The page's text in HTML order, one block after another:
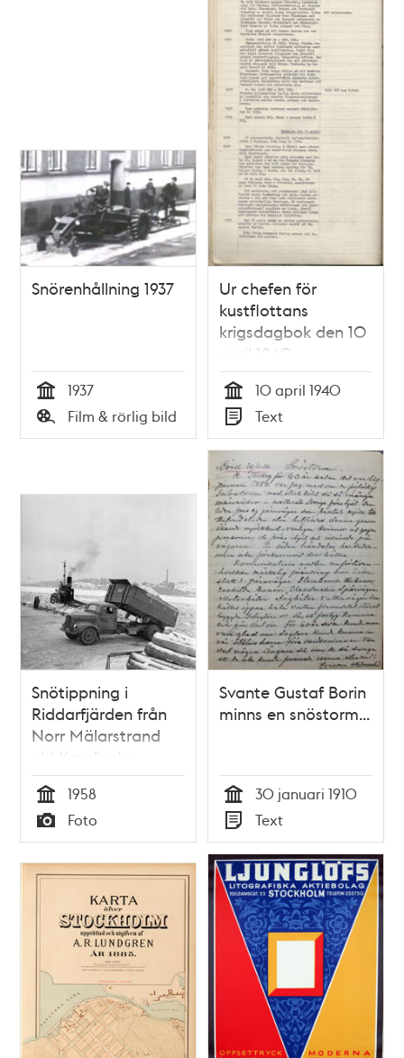
Snörenhållning 1937
Tid
1937
Typ
Film & rörlig bild
Ur chefen för
kustflottans
krigsdagbok den 10
april 1940
Tid
10 april 1940
Typ
Text
Snötippning i
Riddarfjärden från
Norr Mälarstrand
vid Karolinska
institutet
Tid
1958
Typ
Foto
Svante Gustaf Borin
minns en snöstorm...
Tid
30 januari 1910
Typ
Text